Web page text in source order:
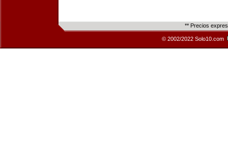
** Precios
© 2002/2022 Solo10.com